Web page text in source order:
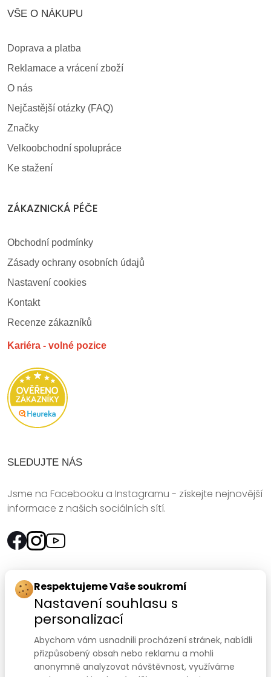
VŠE O NÁKUPU
Doprava a platba
Reklamace a vrácení zboží
O nás
Nejčastější otázky (FAQ)
Značky
Velkoobchodní spolupráce
Ke stažení
ZÁKAZNICKÁ PÉČE
Obchodní podmínky
Zásady ochrany osobních údajů
Nastavení cookies
Kontakt
Recenze zákazníků
Kariéra - volné pozice
SLEDUJTE NÁS
Jsme na Facebooku a Instagramu - získejte nejnovější
informace z našich sociálních sítí.
Rychlý kontakt:
SANOMED, spol. s r.o.
Palackého třída 240/75
612 00 Brno-Královo Pole
Respektujeme Vaše soukromí
Nastavení souhlasu s
personalizací
Abychom vám usnadnili procházení stránek, nabídli
přizpůsobený obsah nebo reklamu a mohli
anonymně analyzovat návštěvnost, využíváme